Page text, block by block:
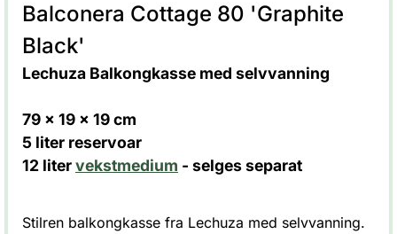
Balconera Cottage 80 'Graphite
Black'
Lechuza Balkongkasse med selvvanning
79 x 19 x 19 cm
5 liter reservoar
12 litervekstmedium - selges separat
Stilren balkongkasse fra Lechuza med selvvanning.